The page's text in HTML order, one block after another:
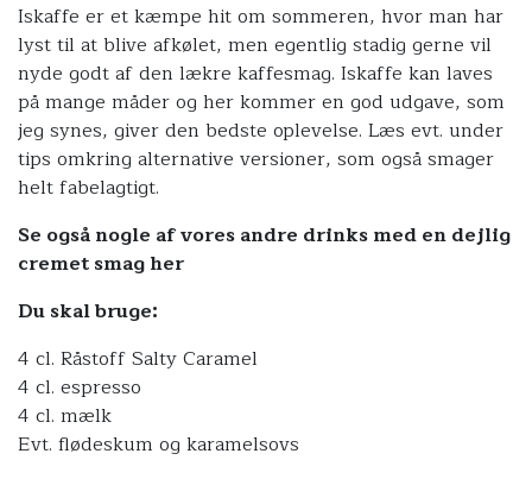
Iskaffe er et kæmpe hit om sommeren, hvor man har
lyst til at blive afkølet, men egentlig stadig gerne vil
nyde godt af den lækre kaffesmag. Iskaffe kan laves
på mange måder og her kommer en god udgave, som
jeg synes, giver den bedste oplevelse. Læs evt. under
tips omkring alternative versioner, som også smager
helt fabelagtigt.
Se også nogle af vores andre drinks med en dejlig
cremet smag her
Du skal bruge:
4 cl. Råstoff Salty Caramel
4 cl. espresso
4 cl. mælk
Evt. flødeskum og karamelsovs